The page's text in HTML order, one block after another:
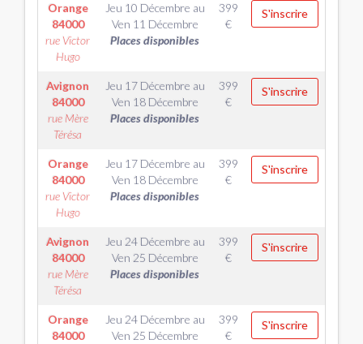
Orange
84000
rue Victor
Hugo
Jeu 10 Décembre au
Ven 11 Décembre
Places disponibles
399
€
S'inscrire
Avignon
84000
rue Mère
Térésa
Jeu 17 Décembre au
Ven 18 Décembre
Places disponibles
399
€
S'inscrire
Orange
84000
rue Victor
Hugo
Jeu 17 Décembre au
Ven 18 Décembre
Places disponibles
399
€
S'inscrire
Avignon
84000
rue Mère
Térésa
Jeu 24 Décembre au
Ven 25 Décembre
Places disponibles
399
€
S'inscrire
Orange
84000
Jeu 24 Décembre au
Ven 25 Décembre
399
€
S'inscrire